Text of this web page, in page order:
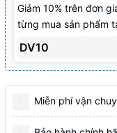
Giảm 10% trên đơn
từng mua sản phẩm
DV10
Miễn phí vận